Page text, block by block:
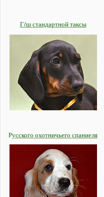
Г/ш стандартной таксы
Русского охотничьего спаниеля